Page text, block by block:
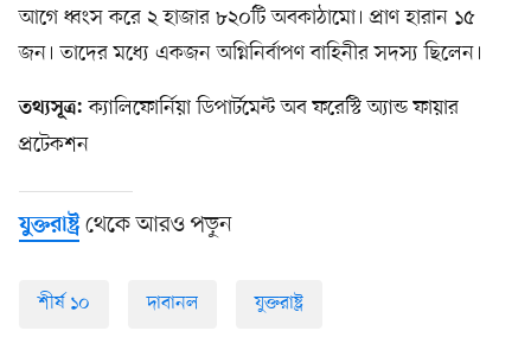
আগে ধ্বংস করে ২ হাজার ৮২০টি অবকাঠামো। প্রাণ হারান ১৫
জন। তাদের মধ্যে একজন অগ্নিনির্বাপণ বাহিনীর সদস্য ছিলেন।
তথ্যসূত্র: ক্যালিফোর্নিয়া ডিপার্টমেন্ট অব ফরেস্টি অ্যান্ড ফায়ার
প্রটেকশন
যুক্তরাষ্ট্রথেকে আরও পড়ুন
শীর্ষ ১০ দাবানল যুক্তরাষ্ট্র